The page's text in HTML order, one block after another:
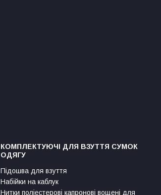
КОМПЛЕКТУЮЧІ ДЛЯ ВЗУТТЯ СУМОК
ОДЯГУ
Підошва для взуття
Набійки на каблук
Нитки поліестерові капронові вощені для